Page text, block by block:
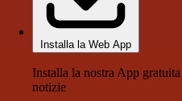
Installa la Web App
Installa la nostra App
notizie